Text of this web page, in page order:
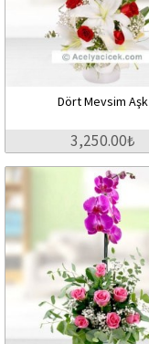
Dört Mevsim Aşk
3,250.00₺